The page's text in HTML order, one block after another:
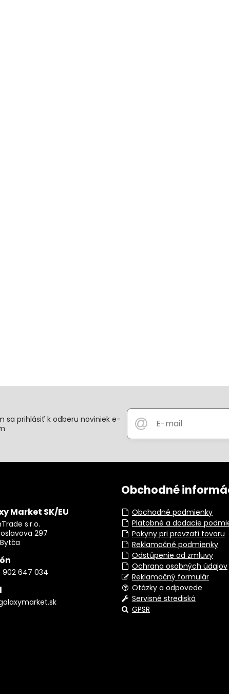
sa prihlásiť k odberu noviniek e-
Market SK/EU
s.r.o.
297
902 647 034
Obchodné
Obchodné podmienky
Platobné a dodacie
Pokyny pri prevzatí tovaru
Reklamačné podmienky
Odstúpenie od zmluvy
Ochrana osobných údajov
Reklamačný formulár
Otázky a odpovede
Servisné strediská
GPSR